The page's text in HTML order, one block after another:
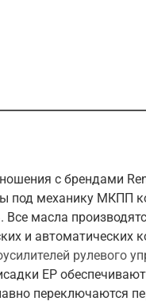
с брендами
под механику МКПП
масла
и автоматических
рулевого
EP
переключаются